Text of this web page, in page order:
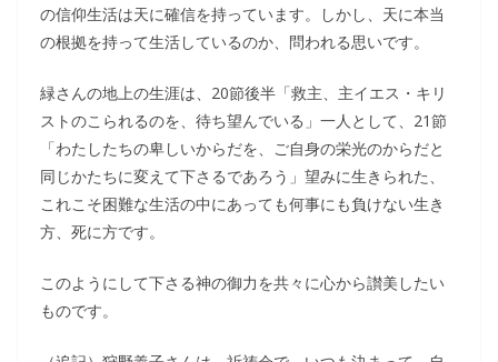
の信仰生活は天に確信を持っています。しかし、天に本当
の根拠を持って生活しているのか、問われる思いです。
緑さんの地上の生涯は、20節後半「救主、主イエス・キリ
ストのこられるのを、待ち望んでいる」一人として、21節
「わたしたちの卑しいからだを、ご自身の栄光のからだと
同じかたちに変えて下さるであろう」望みに生きられた、
これこそ困難な生活の中にあっても何事にも負けない生き
方、死に方です。
このようにして下さる神の御力を共々に心から讃美したい
ものです。